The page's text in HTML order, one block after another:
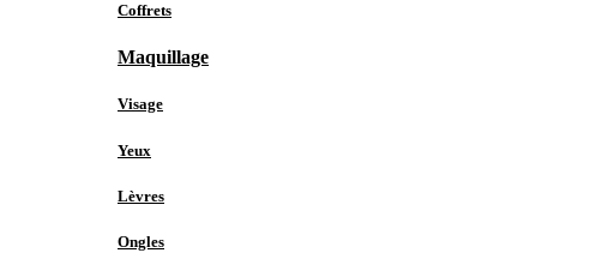
Coffrets
Maquillage
Visage
Yeux
Lèvres
Ongles